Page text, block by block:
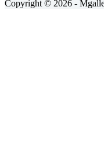
Copyright © 2026 -